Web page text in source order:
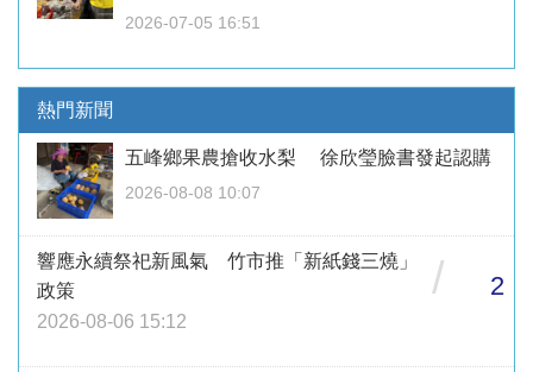
2026-07-05 16:51
熱門新聞
五峰鄉果農搶收水梨 徐欣瑩臉書發起認購
2026-08-08 10:07
響應永續祭祀新風氣 竹市推「新紙錢三燒」
政策
2026-08-06 15:12
/ 2